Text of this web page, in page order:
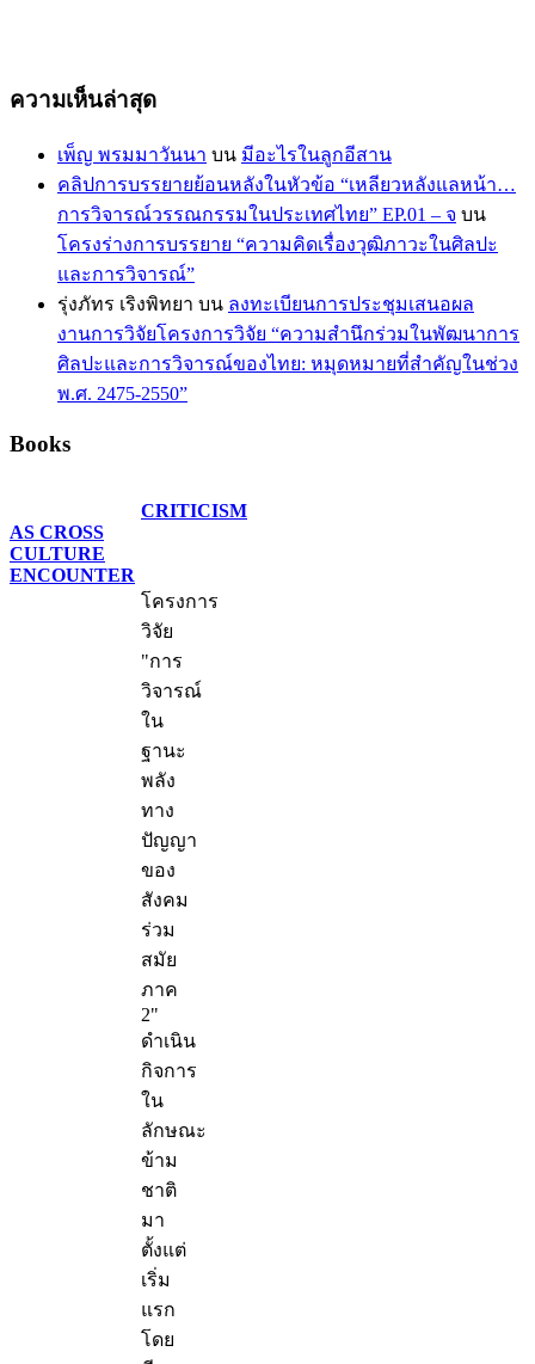
ความเห็นล่าสุด
เพ็ญ พรมมาวันนา บน มีอะไรในลูกอีสาน
คลิปการบรรยายย้อนหลังในหัวข้อ “เหลียวหลังแลหน้า…
การวิจารณ์วรรณกรรมในประเทศไทย” EP.01 – จ บน
โครงร่างการบรรยาย “ความคิดเรื่องวุฒิภาวะในศิลปะ
และการวิจารณ์”
รุ่งภัทร เริงพิทยา บน ลงทะเบียนการประชุมเสนอผล
งานการวิจัยโครงการวิจัย “ความสำนึกร่วมในพัฒนาการ
ศิลปะและการวิจารณ์ของไทย: หมุดหมายที่สำคัญในช่วง
พ.ศ. 2475-2550”
Books
CRITICISM
AS CROSS
CULTURE
ENCOUNTER
โครงการ
วิจัย
"การ
วิจารณ์
ใน
ฐานะ
พลัง
ทาง
ปัญญา
ของ
สังคม
ร่วม
สมัย
ภาค
2"
ดำเนิน
กิจการ
ใน
ลักษณะ
ข้าม
ชาติ
มา
ตั้งแต่
เริ่ม
แรก
โดย